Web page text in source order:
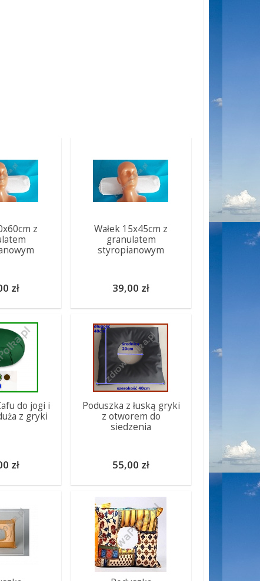
z
zł
Wałek 15x45cm z
granulatem
styropianowym
39,00 zł
do jogi i
z gryki
zł
Poduszka z łuską gryki
z otworem do
siedzenia
55,00 zł